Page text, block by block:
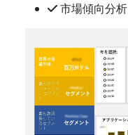
市場傾向分析